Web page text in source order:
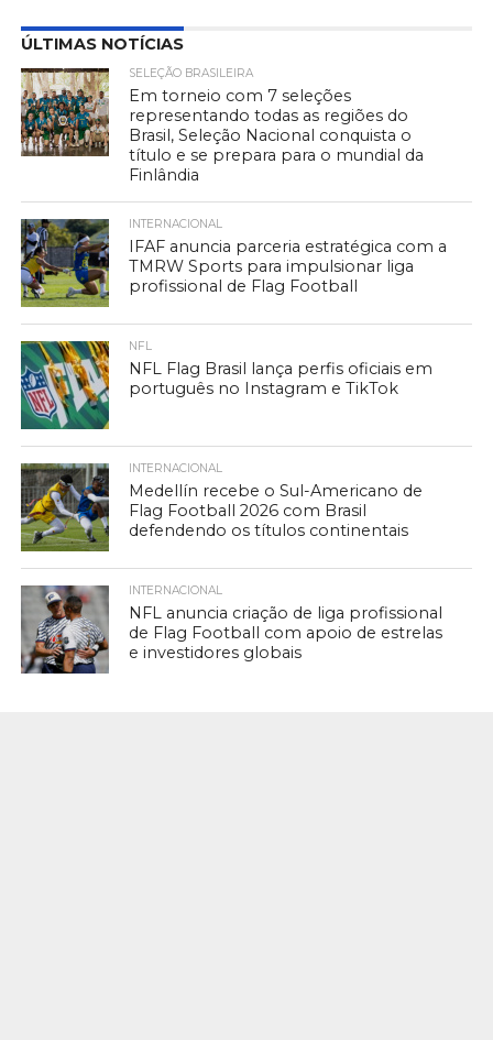
ÚLTIMAS NOTÍCIAS
SELEÇÃO BRASILEIRA
Em torneio com 7 seleções
representando todas as regiões do
Brasil, Seleção Nacional conquista o
título e se prepara para o mundial da
Finlândia
INTERNACIONAL
IFAF anuncia parceria estratégica com a
TMRW Sports para impulsionar liga
profissional de Flag Football
NFL
NFL Flag Brasil lança perfis oficiais em
português no Instagram e TikTok
INTERNACIONAL
Medellín recebe o Sul-Americano de
Flag Football 2026 com Brasil
defendendo os títulos continentais
INTERNACIONAL
NFL anuncia criação de liga profissional
de Flag Football com apoio de estrelas
e investidores globais